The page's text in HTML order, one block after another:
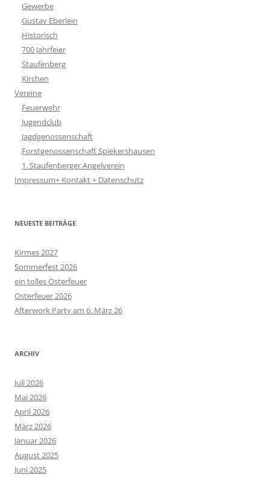
Gewerbe
Gustav Eberlein
Historisch
700 Jahrfeier
Staufenberg
Kirchen
Vereine
Feuerwehr
Jugendclub
Jagdgenossenschaft
Forstgenossenschaft Spiekershausen
1. Staufenberger Angelverein
Impressum+ Kontakt + Datenschutz
NEUESTE BEITRÄGE
Kirmes 2027
Sommerfest 2026
ein tolles Osterfeuer
Osterfeuer 2026
Afterwork Party am 6. März 26
ARCHIV
Juli 2026
Mai 2026
April 2026
März 2026
Januar 2026
August 2025
Juni 2025